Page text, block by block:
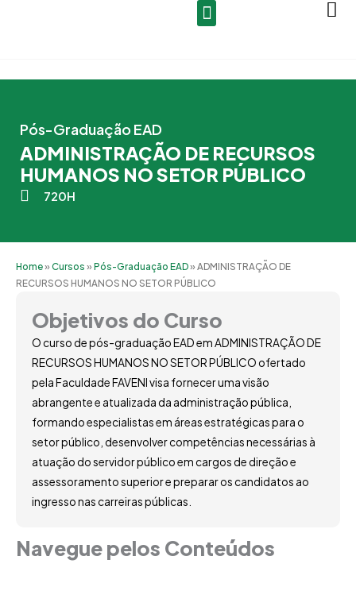
Pós-Graduação EAD
ADMINISTRAÇÃO DE RECURSOS
HUMANOS NO SETOR PÚBLICO
720H
Home»Cursos »Pós-Graduação EAD»ADMINISTRAÇÃO DE
RECURSOS HUMANOS NO SETOR PÚBLICO
Objetivos do Curso
O curso de pós-graduação EAD em ADMINISTRAÇÃO DE
RECURSOS HUMANOS NO SETOR PÚBLICO ofertado
pela Faculdade FAVENI visa fornecer uma visão
abrangente e atualizada da administração pública,
formando especialistas em áreas estratégicas para o
setor público, desenvolver competências necessárias à
atuação do servidor público em cargos de direção e
assessoramento superior e preparar os candidatos ao
ingresso nas carreiras públicas.
Navegue pelos Conteúdos